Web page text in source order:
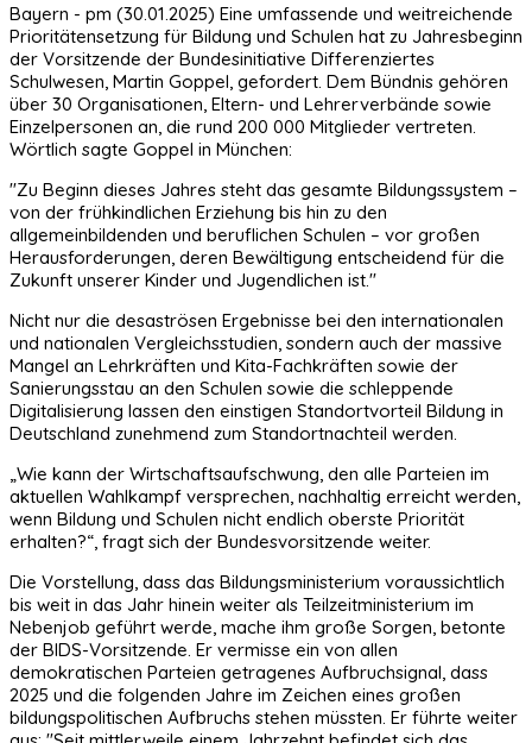
Bayern - pm (30.01.2025) Eine umfassende und weitreichende
Prioritätensetzung für Bildung und Schulen hat zu Jahresbeginn
der Vorsitzende der Bundesinitiative Differenziertes
Schulwesen, Martin Goppel, gefordert. Dem Bündnis gehören
über 30 Organisationen, Eltern- und Lehrerverbände sowie
Einzelpersonen an, die rund 200 000 Mitglieder vertreten.
Wörtlich sagte Goppel in München:
"Zu Beginn dieses Jahres steht das gesamte Bildungssystem –
von der frühkindlichen Erziehung bis hin zu den
allgemeinbildenden und beruflichen Schulen – vor großen
Herausforderungen, deren Bewältigung entscheidend für die
Zukunft unserer Kinder und Jugendlichen ist."
Nicht nur die desaströsen Ergebnisse bei den internationalen
und nationalen Vergleichsstudien, sondern auch der massive
Mangel an Lehrkräften und Kita-Fachkräften sowie der
Sanierungsstau an den Schulen sowie die schleppende
Digitalisierung lassen den einstigen Standortvorteil Bildung in
Deutschland zunehmend zum Standortnachteil werden.
„Wie kann der Wirtschaftsaufschwung, den alle Parteien im
aktuellen Wahlkampf versprechen, nachhaltig erreicht werden,
wenn Bildung und Schulen nicht endlich oberste Priorität
erhalten?“, fragt sich der Bundesvorsitzende weiter.
Die Vorstellung, dass das Bildungsministerium voraussichtlich
bis weit in das Jahr hinein weiter als Teilzeitministerium im
Nebenjob geführt werde, mache ihm große Sorgen, betonte
der BIDS-Vorsitzende. Er vermisse ein von allen
demokratischen Parteien getragenes Aufbruchsignal, dass
2025 und die folgenden Jahre im Zeichen eines großen
bildungspolitischen Aufbruchs stehen müssten. Er führte weiter